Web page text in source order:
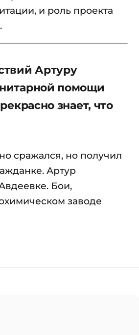
и роль проекта
Артуру
помощи
знает, что
сражался, но получил
Артур
Бои,
заводе